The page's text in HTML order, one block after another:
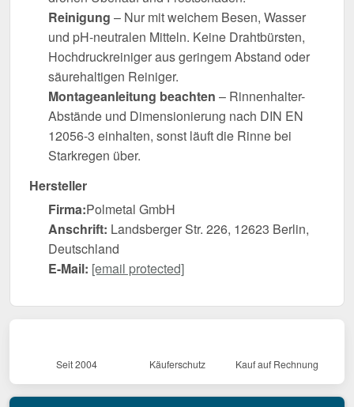
Reinigung – Nur mit weichem Besen, Wasser
und pH-neutralen Mitteln. Keine Drahtbürsten,
Hochdruckreiniger aus geringem Abstand oder
säurehaltigen Reiniger.
Montageanleitung beachten – Rinnenhalter-
Abstände und Dimensionierung nach DIN EN
12056-3 einhalten, sonst läuft die Rinne bei
Starkregen über.
Hersteller
Firma:Polmetal GmbH
Anschrift: Landsberger Str. 226, 12623 Berlin,
Deutschland
E-Mail: [email protected]
Seit 2004 Käuferschutz Kauf auf Rechnung